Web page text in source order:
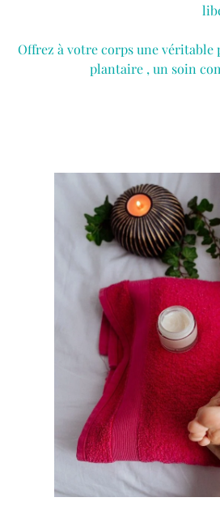
Offrez à votre corps une véritable
plantaire , un soin